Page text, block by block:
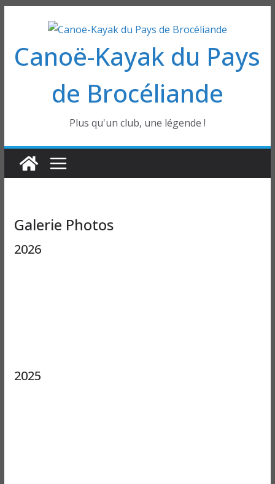
contenu
Canoë-Kayak du Pays
de Brocéliande
Plus qu'un club, une légende !
Galerie Photos
2026
2025